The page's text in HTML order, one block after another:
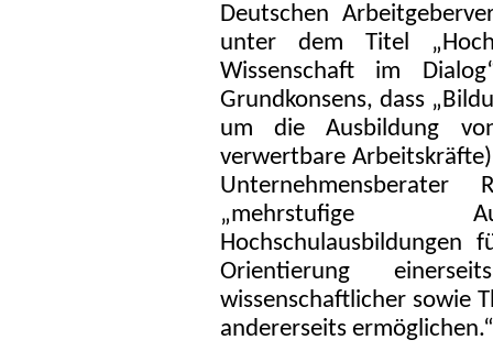
Deutschen
unter dem Titel
Wissenschaft im
Grundkonsens, dass
um die Ausbildung
verwertbare
„mehrstufige
Orientierung
wissenschaftlicher sowie
andererseits ermöglichen.“